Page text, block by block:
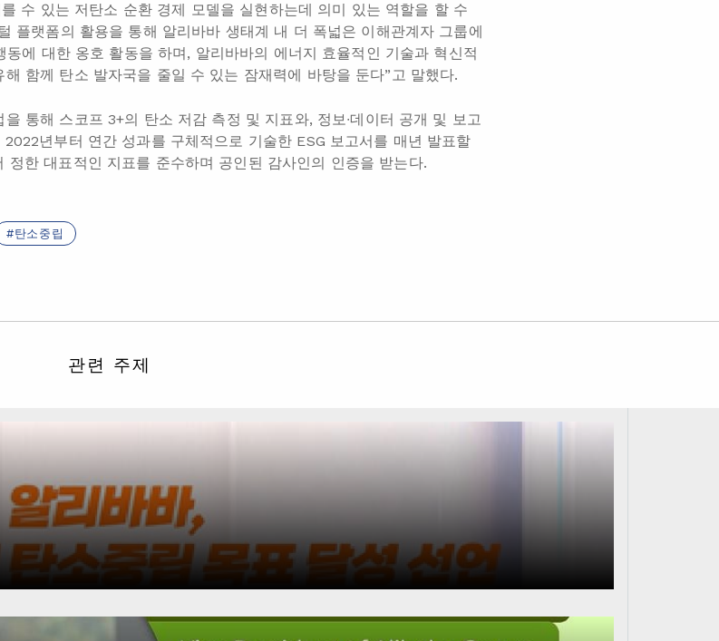
수 있는 저탄소 순환 경제 모델을 실현하는데 의미 있는 역할을 할 수
플랫폼의 활용을 통해 알리바바 생태계 내 더 폭넓은 이해관계자 그룹에
에 대한 옹호 활동을 하며, 알리바바의 에너지 효율적인 기술과 혁신적
함께 탄소 발자국을 줄일 수 있는 잠재력에 바탕을 둔다”고 말했다.
통해 스코프 3+의 탄소 저감 측정 및 지표와, 정보∙데이터 공개 및 보고
년부터 연간 성과를 구체적으로 기술한 ESG 보고서를 매년 발표할
정한 대표적인 지표를 준수하며 공인된 감사인의 인증을 받는다.
탄소중립
관련 주제